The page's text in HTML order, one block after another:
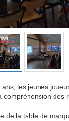
les jeunes
compréhension des
de la table de